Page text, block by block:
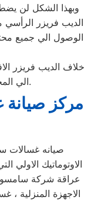
وبهذا الشكل لن
الديب فريزر
الوصول الي جميع
خلاف الديب فريزر
الي المحتويات الموجودة في اسفله.
مركز
صيانه غسالات
الاوتوماتيك الاولي
عراقة شركة
الاجهزة المنزلية